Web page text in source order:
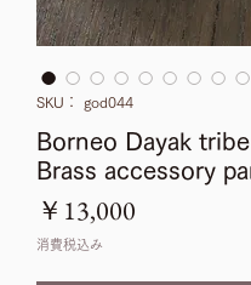
SKU： god044
Borneo Dayak
Brass accessory
￥13,000
消費税込み